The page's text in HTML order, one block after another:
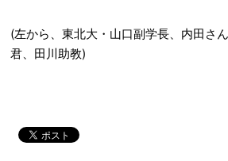
(左から、東北大・山口副学長、内田さ
君、田川助教)